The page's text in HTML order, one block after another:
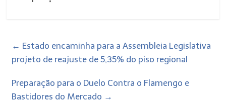
← Estado encaminha para a Assembleia Legislativa
projeto de reajuste de 5,35% do piso regional
Preparação para o Duelo Contra o Flamengo e
Bastidores do Mercado →